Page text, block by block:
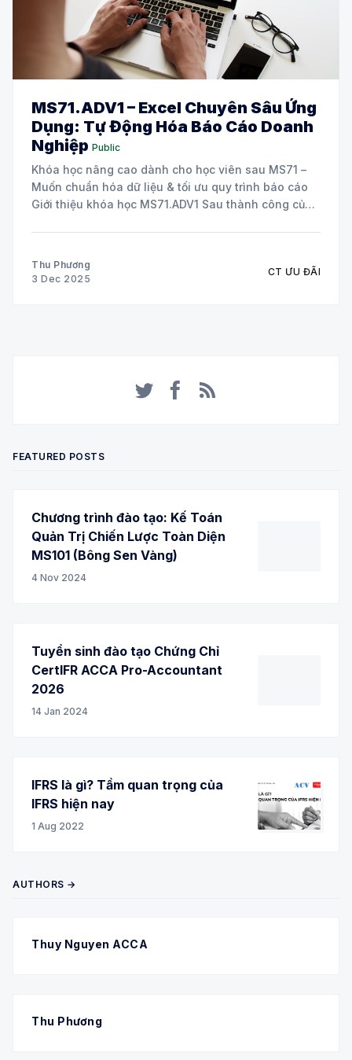
MS71.ADV1 – Excel Chuyên Sâu Ứng
Dụng: Tự Động Hóa Báo Cáo Doanh
Nghiệp Public
Khóa học nâng cao dành cho học viên sau MS71 –
Muốn chuẩn hóa dữ liệu & tối ưu quy trình báo cáo
Giới thiệu khóa học MS71.ADV1 Sau thành công của
Thu Phương
3 Dec 2025
CT ƯU ĐÃI
FEATURED POSTS
Chương trình đào tạo: Kế Toán
Quản Trị Chiến Lược Toàn Diện
MS101 (Bông Sen Vàng)
4 Nov 2024
Tuyển sinh đào tạo Chứng Chỉ
CertIFR ACCA Pro-Accountant
2026
14 Jan 2024
IFRS là gì? Tầm quan trọng của
IFRS hiện nay
1 Aug 2022
AUTHORS →
Thuy Nguyen ACCA
Thu Phương